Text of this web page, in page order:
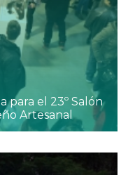
para el 23º Salón
Artesanal